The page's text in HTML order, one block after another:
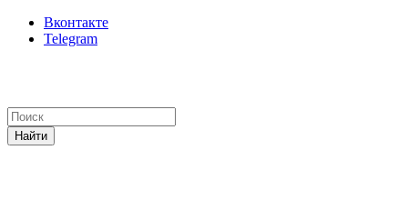
Вконтакте
Telegram
Найти